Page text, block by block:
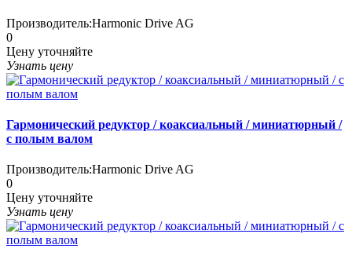
Производитель:Harmonic Drive AG
0
Цену уточняйте
Узнать цену
Гармонический редуктор / коаксиальный / миниатюрный /
с полым валом
Производитель:Harmonic Drive AG
0
Цену уточняйте
Узнать цену